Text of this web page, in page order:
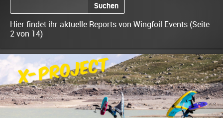
Suchen
Hier findet ihr aktuelle Reports von Wingfoil Events (Seite
2 von 14)